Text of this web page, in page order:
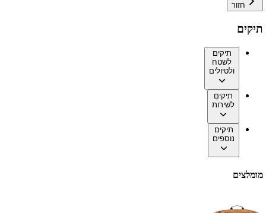
חזור
תיקים
תיקים
לשטח
ולטיולים
תיקים
לשירות
תיקים
נוספים
מומלצים